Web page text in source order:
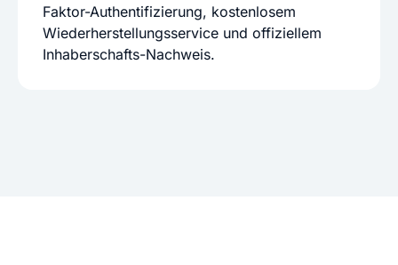
Faktor-Authentifizierung, kostenlosem
Wiederherstellungsservice und offiziellem
Inhaberschafts-Nachweis.